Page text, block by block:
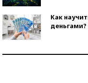
Как
деньгами?